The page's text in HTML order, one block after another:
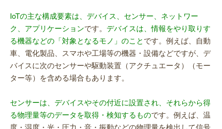
IoTの主な構成要素は、デバイス、センサー、ネットワー
ク、アプリケーションです。 デバイスは、情報をやり取りす
る機器などの「対象となるモノ」のことです。例えば、自動
車、電化製品、スマホや工場等の機器・設備などですが、デ
バイスに次のセンサーや駆動装置（アクチュエータ）（モー
ター等）を含める場合もあります。
センサーは、デバイスやその付近に設置され、それらから得
る物理量等のデータを取得・検知するものです。例えば、温